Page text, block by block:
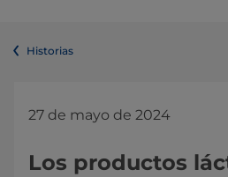
Historias
27 de mayo de 2024
Los productos